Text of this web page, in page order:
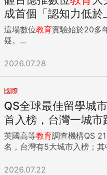
成首個「認知力低於
這場數位教育實驗始於20多
疑。...
2026.07.28
國際
QS全球最佳留學城
首入榜，台灣一城市
英國高等教育調查機構QS
名，台灣有5大城市入榜；
2026.07.22